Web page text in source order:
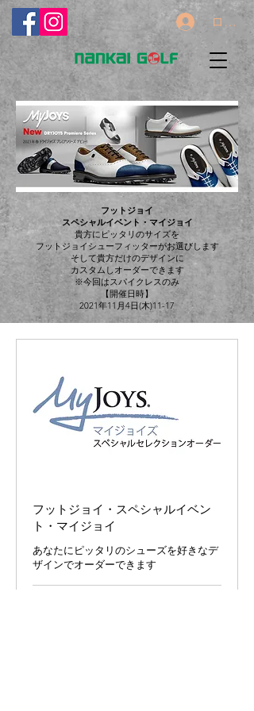
ログイン
フットジョイ
スペシャルイベント・マイジョイ
貴方にピッタリのサイズを
フットジョイシューフィッターがお選びします
そして貴方だけのデザインに
カスタムしオーダーできます
​※今回はスパイクレスのみ
​【開催日時】
2021年11月4日(木)11-17
フットジョイ・スペシャルイベン
ト・マイジョイ
あなたにピッタリのシューズを好きなデ
ザインでオーダーできます